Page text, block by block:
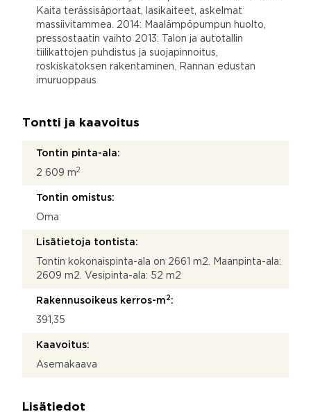
Kaita terässisäportaat, lasikaiteet, askelmat
massiivitammea. 2014: Maalämpöpumpun huolto,
pressostaatin vaihto 2013: Talon ja autotallin
tiilikattojen puhdistus ja suojapinnoitus,
roskiskatoksen rakentaminen. Rannan edustan
imuruoppaus
Tontti ja kaavoitus
Tontin pinta-ala:
2 609 m2
Tontin omistus:
Oma
Lisätietoja tontista:
Tontin kokonaispinta-ala on 2661 m2. Maanpinta-ala:
2609 m2. Vesipinta-ala: 52 m2
Rakennusoikeus kerros-m 2 :
391,35
Kaavoitus:
Asemakaava
Lisätiedot